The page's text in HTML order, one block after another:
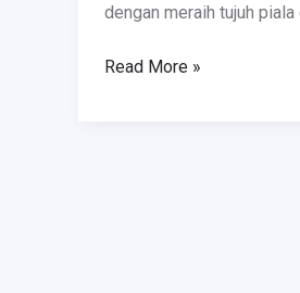
dengan meraih tujuh
Read More »